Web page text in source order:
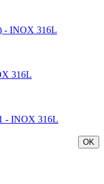
- INOX 316L
316L
- INOX 316L
OK